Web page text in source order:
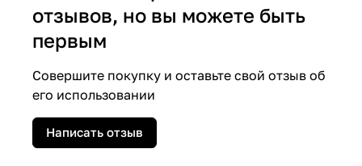
отзывов, но вы можете быть
первым
Совершите покупку и оставьте свой отзыв об
его использовании
Написать отзыв